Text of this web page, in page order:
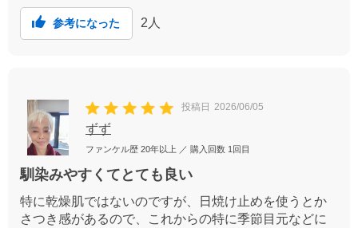
参考になった 2 人
投稿日 2026/06/05
ずず
ファンケル歴 20年以上 ／ 購入回数 1回目
馴染みやすくてとても良い
特に乾燥肌ではないのですが、日焼け止めを使うとか
さつき感があるので、これからの特に季節目元などに